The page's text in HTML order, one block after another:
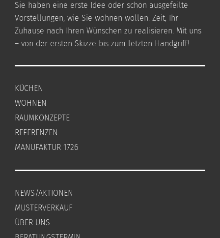
Sie haben eine erste Idee oder schon ausgefeilte
Vorstellungen, wie Sie wohnen wollen. Zeit, Ihr
Zuhause nach Ihren Wünschen zu realisieren. Mit uns
– von der ersten Skizze bis zum letzten Handgriff!
KÜCHEN
WOHNEN
RAUMKONZEPTE
REFERENZEN
MANUFAKTUR 1726
NEWS/AKTIONEN
MUSTERVERKAUF
ÜBER UNS